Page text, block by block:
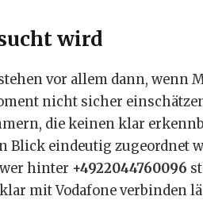
wird
vor allem dann, wenn
nicht sicher
die keinen klar
eindeutig zugeordnet
hinter +4922044760096
mit Vodafone verbinden